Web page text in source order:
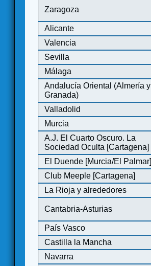
Zaragoza
Alicante
Valencia
Sevilla
Málaga
Andalucía Oriental (Almería y
Granada)
Valladolid
Murcia
A.J. El Cuarto Oscuro. La
Sociedad Oculta [Cartagena]
El Duende [Murcia/El Palmar]
Club Meeple [Cartagena]
La Rioja y alrededores
Cantabria-Asturias
País Vasco
Castilla la Mancha
Navarra